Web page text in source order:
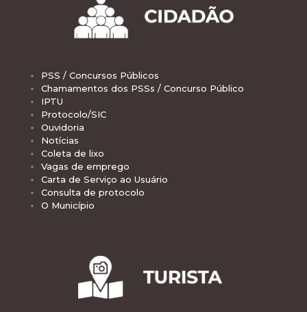
PSS / Concursos Públicos
Chamamentos dos PSSs / Concurso Público
IPTU
Protocolo/SIC
Ouvidoria
Notícias
Coleta de lixo
Vagas de emprego
Carta de Serviço ao Usuário
Consulta de protocolo
O Município